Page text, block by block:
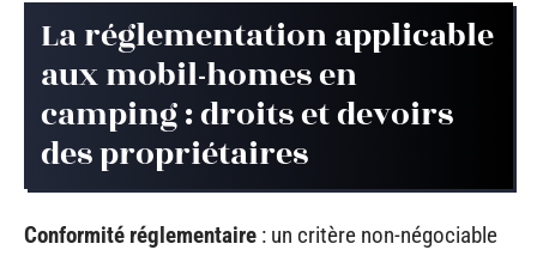
La réglementation applicable
aux mobil-homes en
camping : droits et devoirs
des propriétaires
Conformité réglementaire : un critère non-négociable